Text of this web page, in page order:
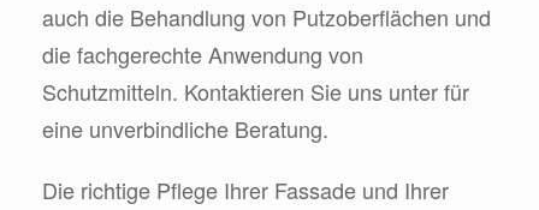
auch die Behandlung von Putzoberflächen und
die fachgerechte Anwendung von
Schutzmitteln. Kontaktieren Sie uns unter für
eine unverbindliche Beratung.
Die richtige Pflege Ihrer Fassade und Ihrer